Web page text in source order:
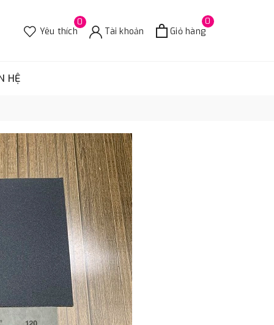
0
Yêu thích Tài khoản
0
Giỏ hàng
HỆ